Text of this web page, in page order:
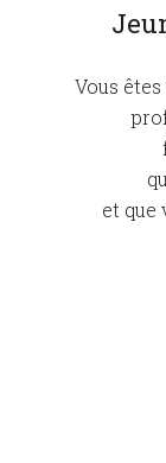
Vous
et que